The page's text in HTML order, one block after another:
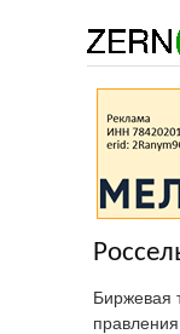
Биржевая